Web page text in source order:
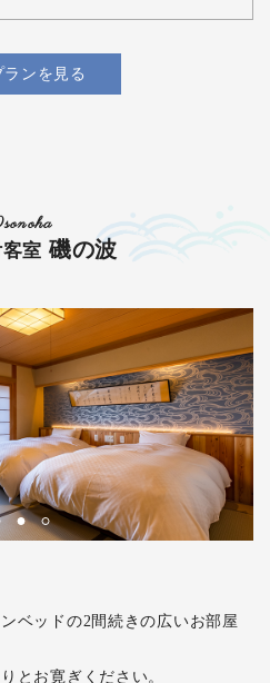
ランを見る
室 磯の波
ベッドの2間続きの広いお部屋
とお寛ぎください。